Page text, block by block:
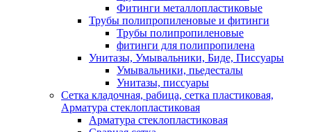
Фитинги металлопластиковые
Трубы полипропиленовые и фитинги
Трубы полипропиленовые
фитинги для полипропилена
Унитазы, Умывальники, Биде, Писсуары
Умывальники, пьедесталы
Унитазы, писсуары
Сетка кладочная, рабица, сетка пластиковая,
Арматура стеклопластиковая
Арматура стеклопластиковая